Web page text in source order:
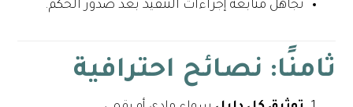
تجاهل متابعة إجراءات التنفيذ بعد صدور الحكم.
ثامنًا: نصائح احترافية